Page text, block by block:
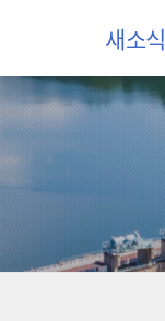
새소식